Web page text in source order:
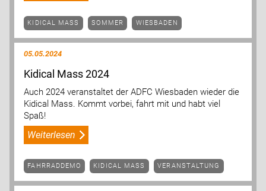
KIDICAL MASS SOMMER WIESBADEN
05.05.2024
Kidical Mass 2024
Auch 2024 veranstaltet der ADFC Wiesbaden wieder die
Kidical Mass. Kommt vorbei, fahrt mit und habt viel
Spaß!
Weiterlesen
FAHRRADDEMO KIDICAL MASS VERANSTALTUNG